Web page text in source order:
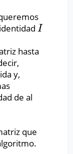
I
I
hasta
y,
de al
que